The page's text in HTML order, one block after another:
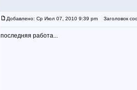
Добавлено: Ср Июл 07, 2010 9:39 pm Заголовок
последняя работа...